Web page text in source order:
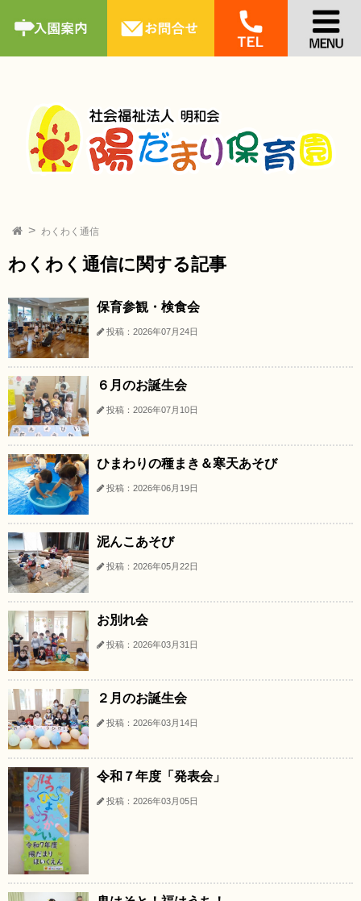
わくわく通信
わくわく通信に関する記事
保育参観・検食会
投稿：2026年07月24日
６月のお誕生会
投稿：2026年07月10日
ひまわりの種まき＆寒天あそび
投稿：2026年06月19日
泥んこあそび
投稿：2026年05月22日
お別れ会
投稿：2026年03月31日
２月のお誕生会
投稿：2026年03月14日
令和７年度「発表会」
投稿：2026年03月05日